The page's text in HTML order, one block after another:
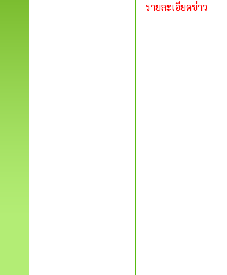
รายละเอียดข่าว